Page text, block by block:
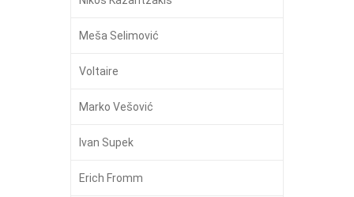
Meša Selimović
Voltaire
Marko Vešović
Ivan Supek
Erich Fromm